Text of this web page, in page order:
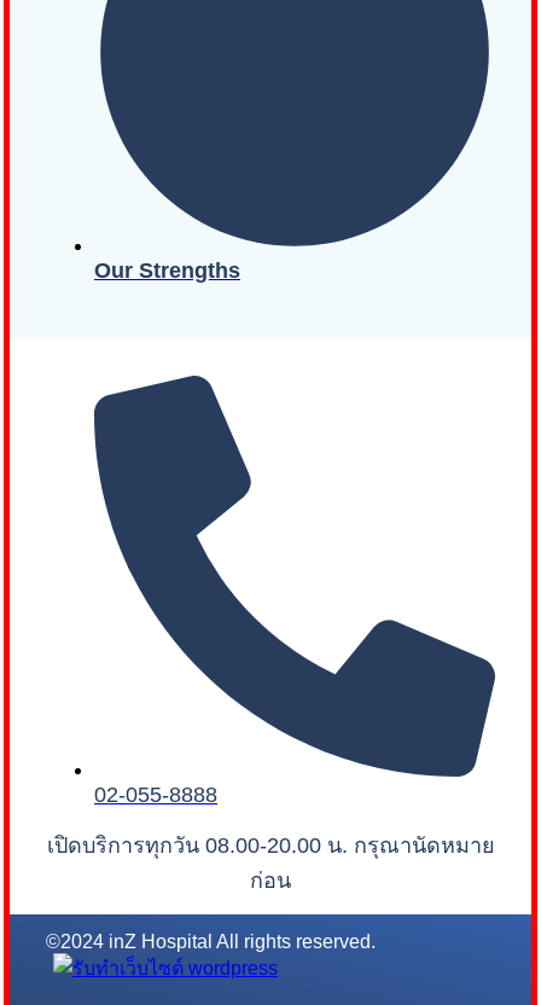
Our Strengths
02-055-8888
เปิดบริการทุกวัน 08.00-20.00 น. กรุณานัดหมาย
ก่อน
©2024 inZ Hospital All rights reserved.